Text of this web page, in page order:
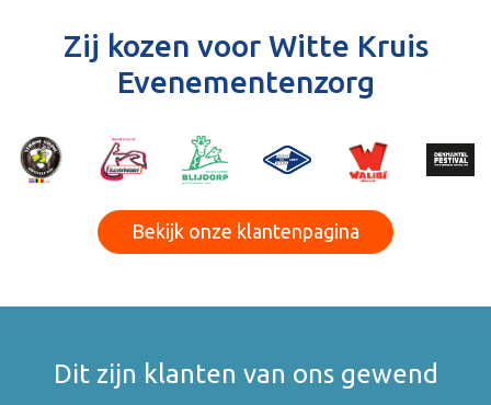
Zij kozen voor Witte Kruis
Evenementenzorg
Bekijk onze klantenpagina
Dit zijn klanten van ons gewend